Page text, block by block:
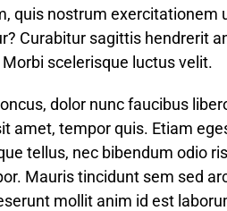
quis nostrum
Curabitur sagittis hendrerit
scelerisque luctus velit.
dolor nunc faucibus
amet, tempor quis. Etiam
tellus, nec bibendum odio
Mauris tincidunt sem sed
mollit anim id est